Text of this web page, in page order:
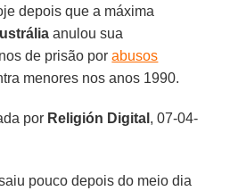
depois que a máxima
anulou sua
de prisão porabusos
menores nos anos 1990.
por Religión Digital , 07-04-
pouco depois do meio dia